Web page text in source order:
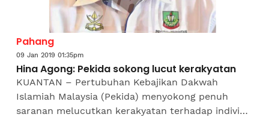
Pahang
09 Jan 2019 01:35pm
Hina Agong: Pekida sokong lucut kerakyatan
KUANTAN – Pertubuhan Kebajikan Dakwah
Islamiah Malaysia (Pekida) menyokong penuh
saranan melucutkan kerakyatan terhadap individu